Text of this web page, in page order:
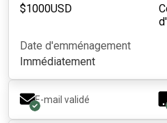
$1000USD
Date d'emménagement
Immédiatement
E-mail validé